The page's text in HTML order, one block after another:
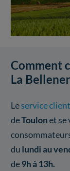
Comment
La
Leservice
deToulonet se
du lundi au
de9h à 13h.